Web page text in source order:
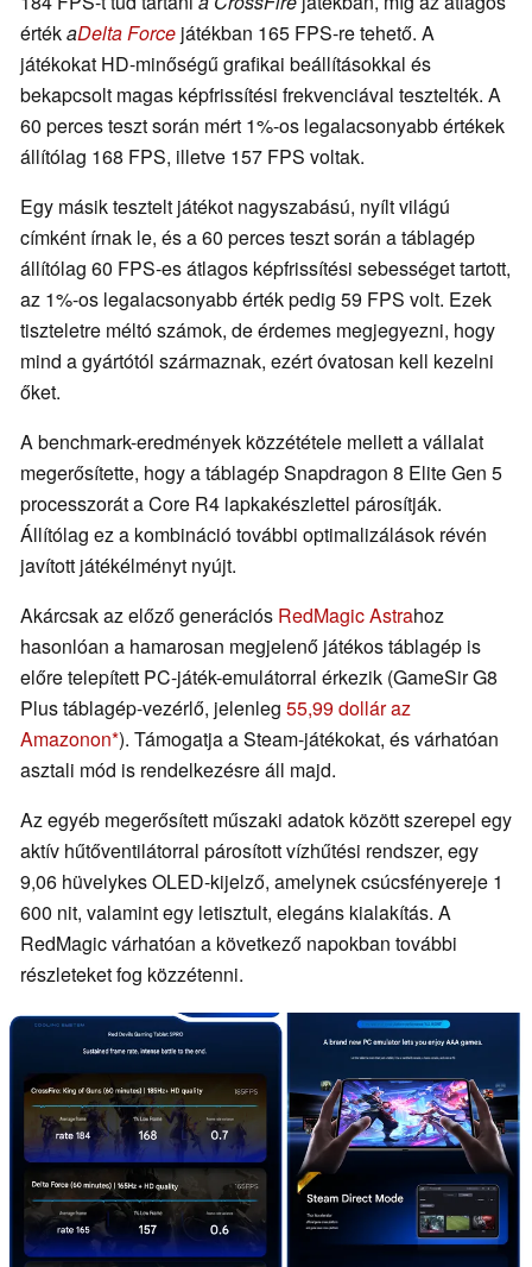
értékaDelta Force játékban 165 FPS-re tehető. A
játékokat HD-minőségű grafikai beállításokkal és
bekapcsolt magas képfrissítési frekvenciával tesztelték. A
60 perces teszt során mért 1%-os legalacsonyabb értékek
állítólag 168 FPS, illetve 157 FPS voltak.
Egy másik tesztelt játékot nagyszabású, nyílt világú
címként írnak le, és a 60 perces teszt során a táblagép
állítólag 60 FPS-es átlagos képfrissítési sebességet tartott,
az 1%-os legalacsonyabb érték pedig 59 FPS volt. Ezek
tiszteletre méltó számok, de érdemes megjegyezni, hogy
mind a gyártótól származnak, ezért óvatosan kell kezelni
őket.
A benchmark-eredmények közzététele mellett a vállalat
megerősítette, hogy a táblagép Snapdragon 8 Elite Gen 5
processzorát a Core R4 lapkakészlettel párosítják.
Állítólag ez a kombináció további optimalizálások révén
javított játékélményt nyújt.
Akárcsak az előző generációs RedMagic Astrahoz
hasonlóan a hamarosan megjelenő játékos táblagép is
előre telepített PC-játék-emulátorral érkezik (GameSir G8
Plus táblagép-vezérlő, jelenleg 55,99 dollár az
Amazonon ). Támogatja a Steam-játékokat, és várhatóan
asztali mód is rendelkezésre áll majd.
Az egyéb megerősített műszaki adatok között szerepel egy
aktív hűtőventilátorral párosított vízhűtési rendszer, egy
9,06 hüvelykes OLED-kijelző, amelynek csúcsfényereje 1
600 nit, valamint egy letisztult, elegáns kialakítás. A
RedMagic várhatóan a következő napokban további
részleteket fog közzétenni.